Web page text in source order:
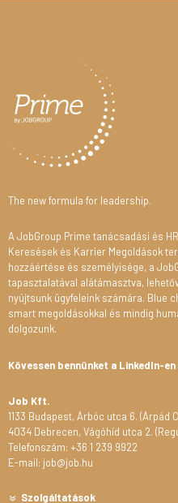
The new formula for leadership.
A JobGroup Prime tanácsadási és
Keresések és Karrier Megoldások
hozzáértése és személyisége, a
tapasztalatával alátámasztva,
nyújtsunk ügyfeleink számára. Blue
smart megoldásokkal és mindig
dolgozunk.
Kövessen bennünket a LinkedIn-en
Job Kft.
1133 Budapest, Árbóc utca 6. (Árpád
4034 Debrecen, Vágóhíd utca 2.
Telefonszám: +36 1 239 9922
E-mail: job@job.hu
Szolgáltatások